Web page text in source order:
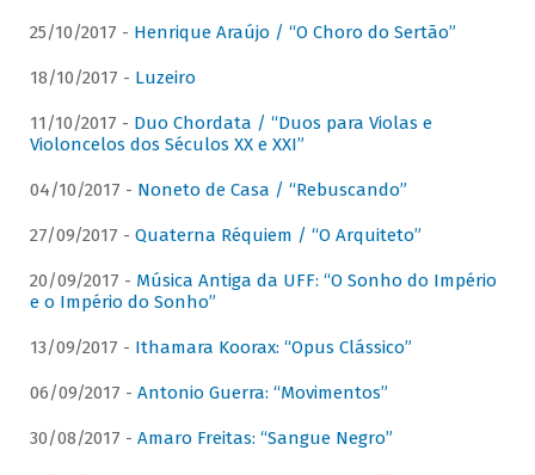
25/10/2017 - Henrique Araújo / “O Choro do Sertão”
18/10/2017 - Luzeiro
11/10/2017 - Duo Chordata / “Duos para Violas e
Violoncelos dos Séculos XX e XXI”
04/10/2017 - Noneto de Casa / “Rebuscando”
27/09/2017 - Quaterna Réquiem / “O Arquiteto”
20/09/2017 - Música Antiga da UFF: “O Sonho do Império
e o Império do Sonho”
13/09/2017 - Ithamara Koorax: “Opus Clássico”
06/09/2017 - Antonio Guerra: “Movimentos”
30/08/2017 - Amaro Freitas: “Sangue Negro”